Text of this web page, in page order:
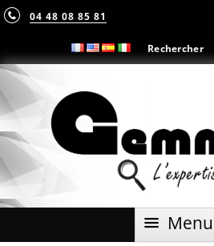
04 48 08 85 81
Rechercher
Menu